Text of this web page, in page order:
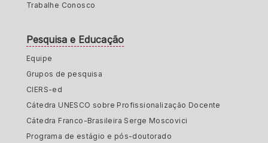
Trabalhe Conosco
Pesquisa e Educação
Equipe
Grupos de pesquisa
CIERS-ed
Cátedra UNESCO sobre Profissionalização Docente
Cátedra Franco-Brasileira Serge Moscovici
Programa de estágio e pós-doutorado